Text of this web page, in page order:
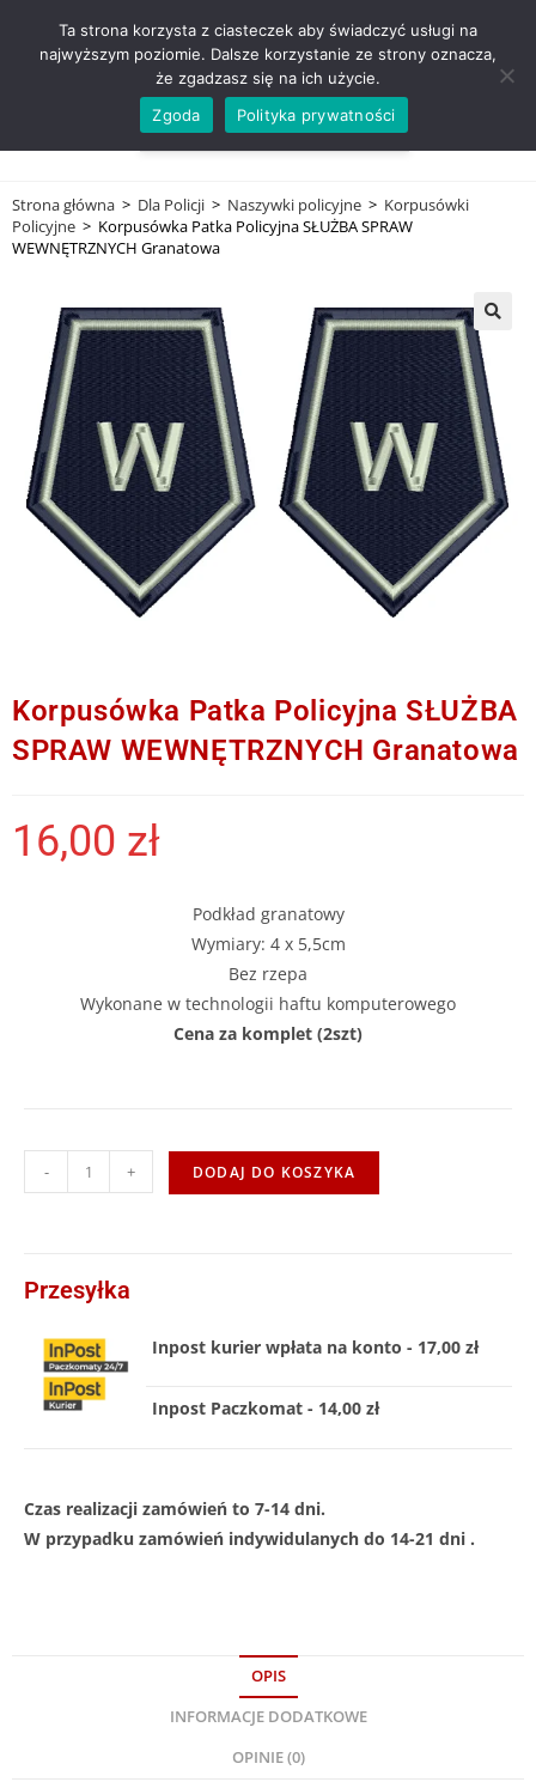
ZADZWOŃ TEL. 600 352 938
Strona główna > Dla Policji > Naszywki policyjne > Korpusówki
Policyjne > Korpusówka Patka Policyjna SŁUŻBA SPRAW
WEWNĘTRZNYCH Granatowa
Korpusówka Patka Policyjna SŁUŻBA
SPRAW WEWNĘTRZNYCH Granatowa
16,00 zł
Podkład granatowy
Wymiary: 4 x 5,5cm
Bez rzepa
Wykonane w technologii haftu komputerowego
Cena za komplet (2szt)
- + DODAJ DO KOSZYKA
Przesyłka
Inpost kurier wpłata na konto - 17,00 zł
Inpost Paczkomat - 14,00 zł
Czas realizacji zamówień to 7-14 dni.
W przypadku zamówień indywidulanych do 14-21 dni .
OPIS
INFORMACJE DODATKOWE
OPINIE (0)
Ta strona korzysta z ciasteczek aby świadczyć usługi na
najwyższym poziomie. Dalsze korzystanie ze strony oznacza,
że zgadzasz się na ich użycie.
Zgoda
Polityka prywatności